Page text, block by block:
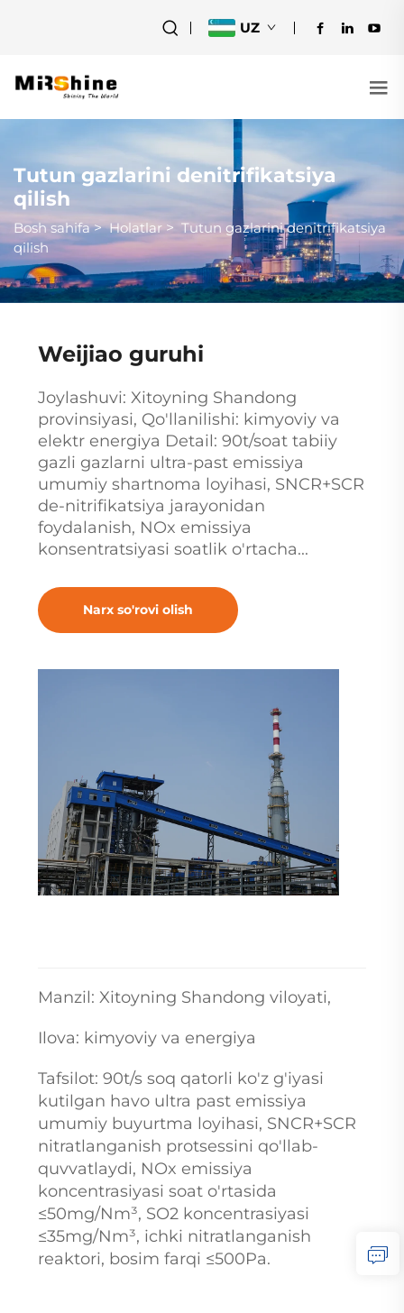
UZ
Tutun gazlarini denitrifikatsiya
qilish
Bosh sahifa>Holatlar>Tutun gazlarini denitrifikatsiya
qilish
Weijiao guruhi
Joylashuvi: Xitoyning Shandong
provinsiyasi, Qo'llanilishi: kimyoviy va
elektr energiya Detail: 90t/soat tabiiy
gazli gazlarni ultra-past emissiya
umumiy shartnoma loyihasi, SNCR+SCR
de-nitrifikatsiya jarayonidan
foydalanish, NOx emissiya
konsentratsiyasi soatlik o'rtacha...
Narx so'rovi olish
Manzil: Xitoyning Shandong viloyati,
Ilova: kimyoviy va energiya
Tafsilot: 90t/s soq qatorli ko'z g'iyasi
kutilgan havo ultra past emissiya
umumiy buyurtma loyihasi, SNCR+SCR
nitratlanganish protsessini qo'llab-
quvvatlaydi, NOx emissiya
koncentrasiyasi soat o'rtasida
≤50mg/Nm³, SO2 koncentrasiyasi
≤35mg/Nm³, ichki nitratlanganish
reaktori, bosim farqi ≤500Pa.